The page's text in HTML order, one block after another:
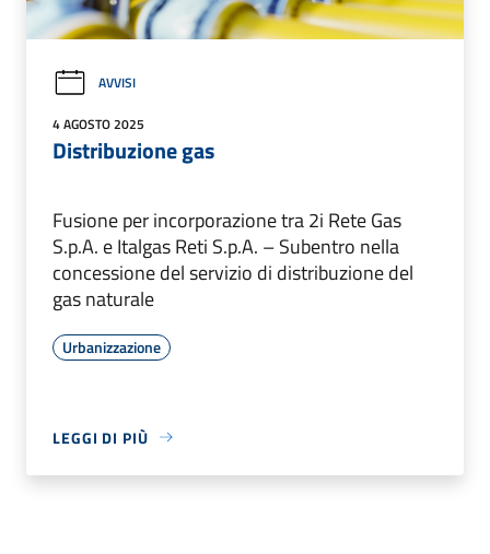
AVVISI
4 AGOSTO 2025
Distribuzione gas
Fusione per incorporazione tra 2i Rete Gas
S.p.A. e Italgas Reti S.p.A. – Subentro nella
concessione del servizio di distribuzione del
gas naturale
Urbanizzazione
LEGGI DI PIÙ